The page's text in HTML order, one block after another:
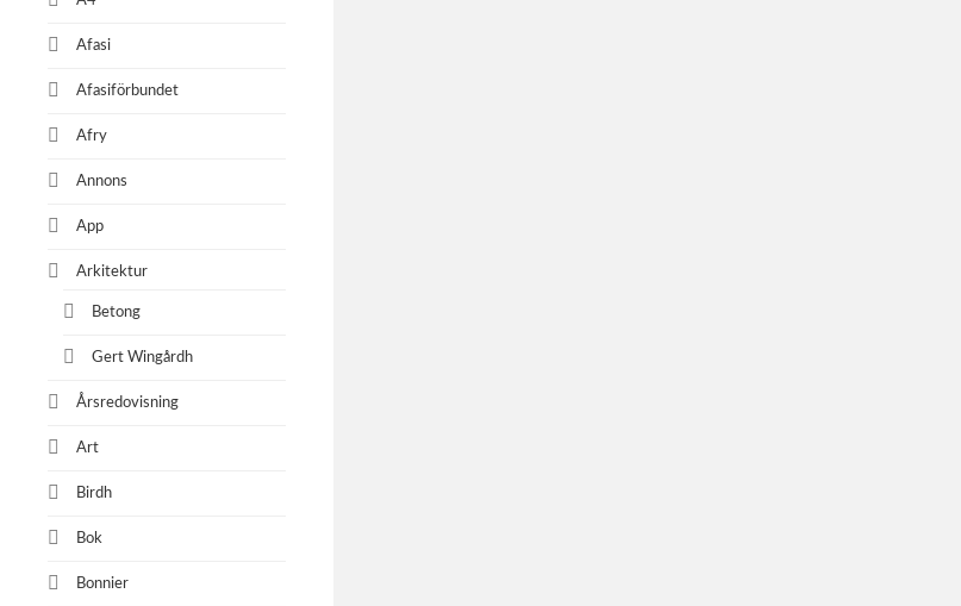
Afasi
Afasiförbundet
Afry
Annons
App
Arkitektur
Betong
Gert Wingårdh
Årsredovisning
Art
Birdh
Bok
Bonnier